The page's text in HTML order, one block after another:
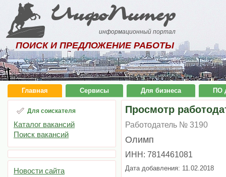
ИнфоПитер
информационный портал
ПОИСК И ПРЕДЛОЖЕНИЕ РАБОТЫ
Главная Сервисы Для бизнеса ПО
Для соискателя
Каталог вакансий
Поиск вакансий
Новости сайта
Просмотр
Работодатель № 3190
Олимп
ИНН: 7814461081
Дата добавления: 11.02.2018